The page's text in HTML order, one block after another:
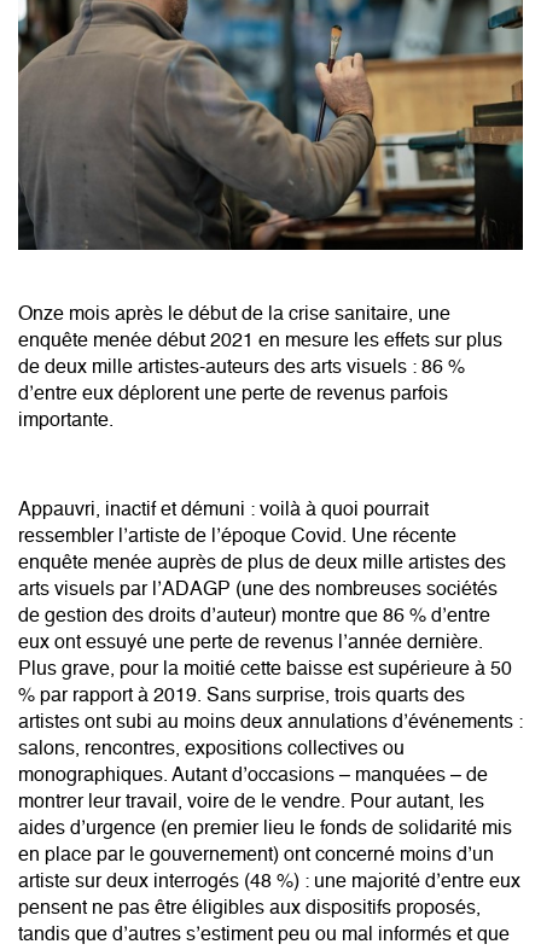
Onze mois après le début de la crise sanitaire, une
enquête menée début 2021 en mesure les effets sur plus
de deux mille artistes-auteurs des arts visuels : 86 %
d’entre eux déplorent une perte de revenus parfois
importante.
Appauvri, inactif et démuni : voilà à quoi pourrait
ressembler l’artiste de l’époque Covid. Une récente
enquête menée auprès de plus de deux mille artistes des
arts visuels par l’ADAGP (une des nombreuses sociétés
de gestion des droits d’auteur) montre que 86 % d’entre
eux ont essuyé une perte de revenus l’année dernière.
Plus grave, pour la moitié cette baisse est supérieure à 50
% par rapport à 2019. Sans surprise, trois quarts des
artistes ont subi au moins deux annulations d’événements :
salons, rencontres, expositions collectives ou
monographiques. Autant d’occasions – manquées – de
montrer leur travail, voire de le vendre. Pour autant, les
aides d’urgence (en premier lieu le fonds de solidarité mis
en place par le gouvernement) ont concerné moins d’un
artiste sur deux interrogés (48 %) : une majorité d’entre eux
pensent ne pas être éligibles aux dispositifs proposés,
tandis que d’autres s’estiment peu ou mal informés et que